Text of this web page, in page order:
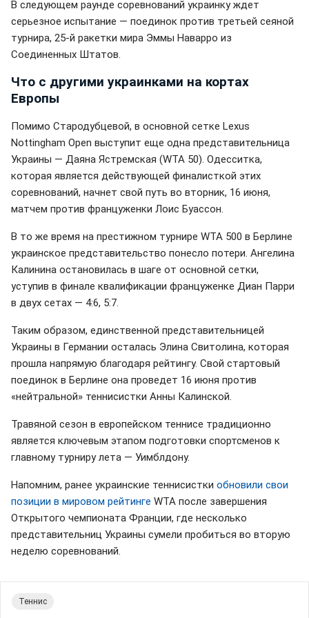
В следующем раунде соревнований украинку ждет
серьезное испытание — поединок против третьей сеяной
турнира, 25-й ракетки мира Эммы Наварро из
Соединенных Штатов.
Что с другими украинками на кортах
Европы
Помимо Стародубцевой, в основной сетке Lexus
Nottingham Open выступит еще одна представительница
Украины — Даяна Ястремская (WTA 50). Одесситка,
которая является действующей финалисткой этих
соревнований, начнет свой путь во вторник, 16 июня,
матчем против француженки Лоис Буассон.
В то же время на престижном турнире WTA 500 в Берлине
украинское представительство понесло потери. Ангелина
Калинина остановилась в шаге от основной сетки,
уступив в финале квалификации француженке Диан Парри
в двух сетах — 4:6, 5:7.
Таким образом, единственной представительницей
Украины в Германии осталась Элина Свитолина, которая
прошла напрямую благодаря рейтингу. Свой стартовый
поединок в Берлине она проведет 16 июня против
«нейтральной» теннисистки Анны Калинской.
Травяной сезон в европейском теннисе традиционно
является ключевым этапом подготовки спортсменов к
главному турниру лета — Уимблдону.
Напомним, ранее украинские теннисистки обновили свои
позиции в мировом рейтинге WTA после завершения
Открытого чемпионата Франции, где несколько
представительниц Украины сумели пробиться во вторую
неделю соревнований.
Теннис